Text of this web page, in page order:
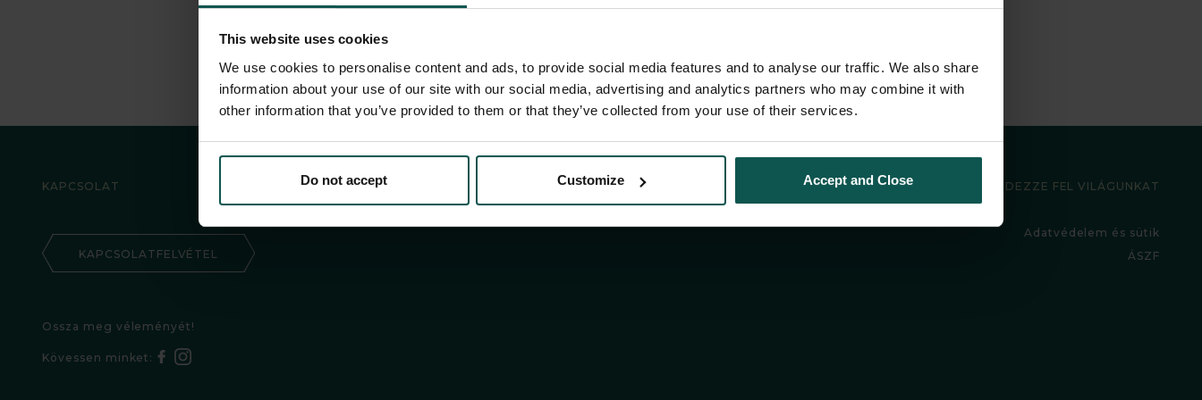
This website uses cookies
We use cookies to personalise content and ads, to provide social media features and to analyse our traffic. We also share
information about your use of our site with our social media, advertising and analytics partners who may combine it with
other information that you’ve provided to them or that they’ve collected from your use of their services.
Do not accept Customize Accept and Close
KAPCSOLAT
KAPCSOLATFELVÉTEL
Ossza meg véleményét!
Kövessen minket:
FEDEZZE FEL VILÁGUNKAT
Adatvédelem és sütik
ÁSZF